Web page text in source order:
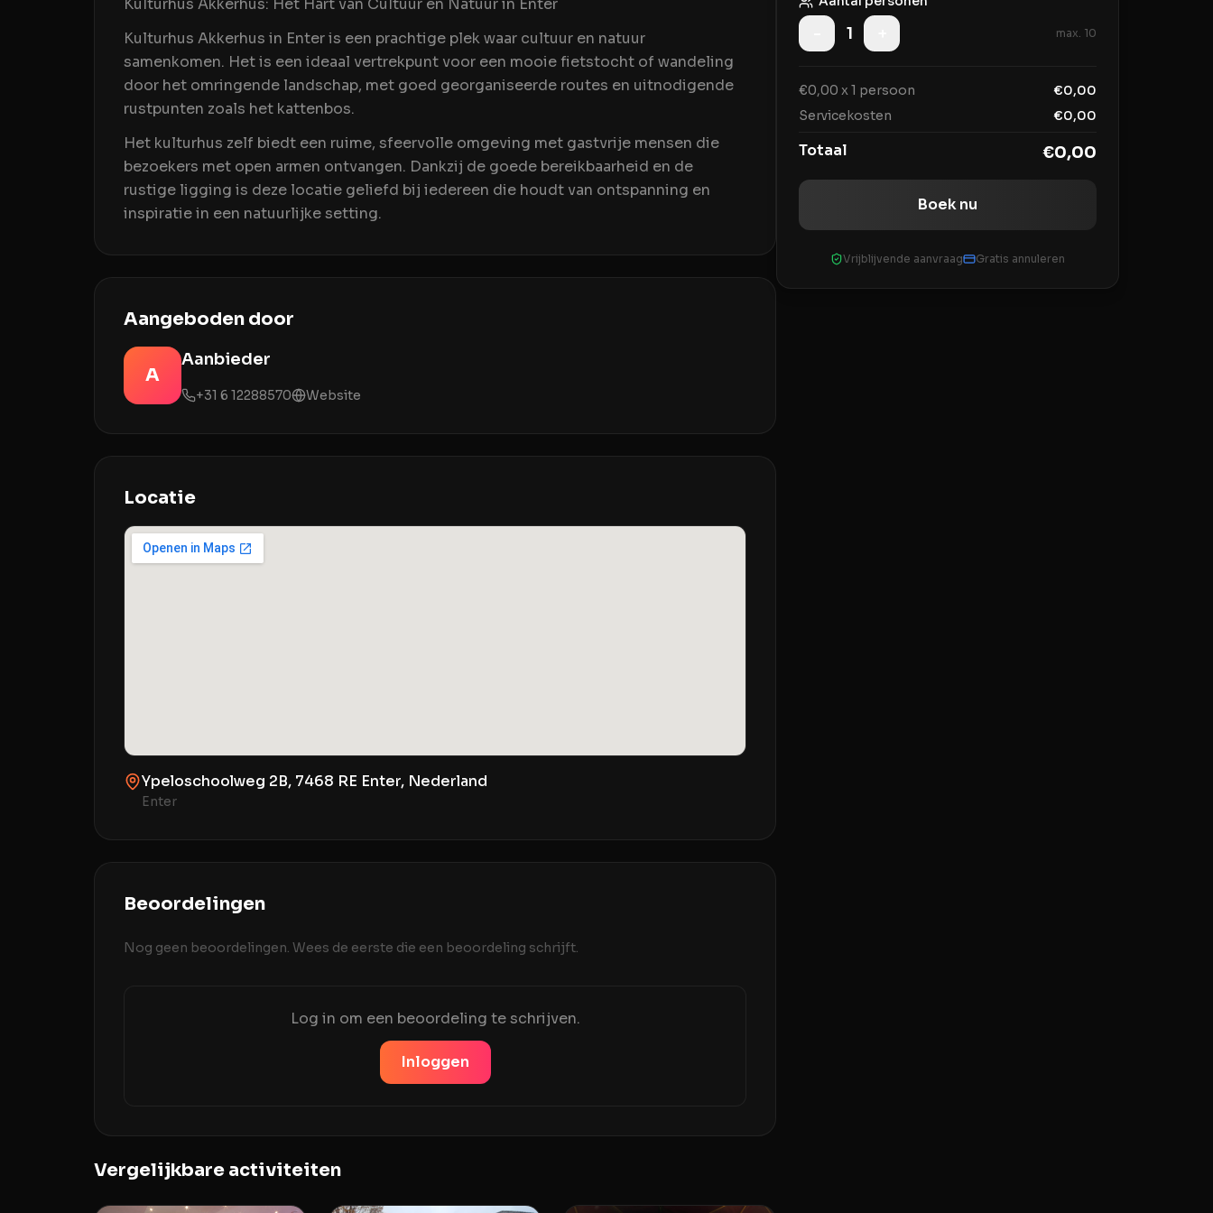
Kulturhus Akkerhus: Het Hart van Cultuur en Natuur in Enter
Kulturhus Akkerhus in Enter is een prachtige plek waar cultuur en natuur
samenkomen. Het is een ideaal vertrekpunt voor een mooie fietstocht of wandeling
door het omringende landschap, met goed georganiseerde routes en uitnodigende
rustpunten zoals het kattenbos.
Het kulturhus zelf biedt een ruime, sfeervolle omgeving met gastvrije mensen die
bezoekers met open armen ontvangen. Dankzij de goede bereikbaarheid en de
rustige ligging is deze locatie geliefd bij iedereen die houdt van ontspanning en
inspiratie in een natuurlijke setting.
Aangeboden door
A
Aanbieder
+31 6 12288570 Website
Locatie
Ypeloschoolweg 2B, 7468 RE Enter, Nederland
Enter
Beoordelingen
Nog geen beoordelingen. Wees de eerste die een beoordeling schrijft.
Log in om een beoordeling te schrijven.
Inloggen
Vergelijkbare activiteiten
1 max. 10
€0,00 x1 persoon €0,00
Servicekosten
€0,00
Totaal €0,00
Boek nu
Vrijblijvende aanvraag Gratis annuleren